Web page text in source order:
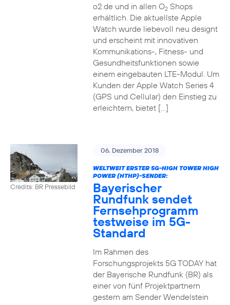
o2.de und in allen O2Shops
erhältlich. Die aktuellste Apple
Watch wurde liebevoll neu designt
und erscheint mit innovativen
Kommunikations-, Fitness- und
Gesundheitsfunktionen sowie
einem eingebauten LTE-Modul. Um
Kunden der Apple Watch Series 4
(GPS und Cellular) den Einstieg zu
erleichtern, bietet […]
Credits: BR Pressebild
06. Dezember 2018
WELTWEIT ERSTER 5G-HIGH TOWER HIGH
POWER (HTHP)-SENDER:
Bayerischer
Rundfunk sendet
Fernsehprogramm
testweise im 5G-
Standard
Im Rahmen des
Forschungsprojekts 5G TODAY hat
der Bayerische Rundfunk (BR) als
einer von fünf Projektpartnern
gestern am Sender Wendelstein